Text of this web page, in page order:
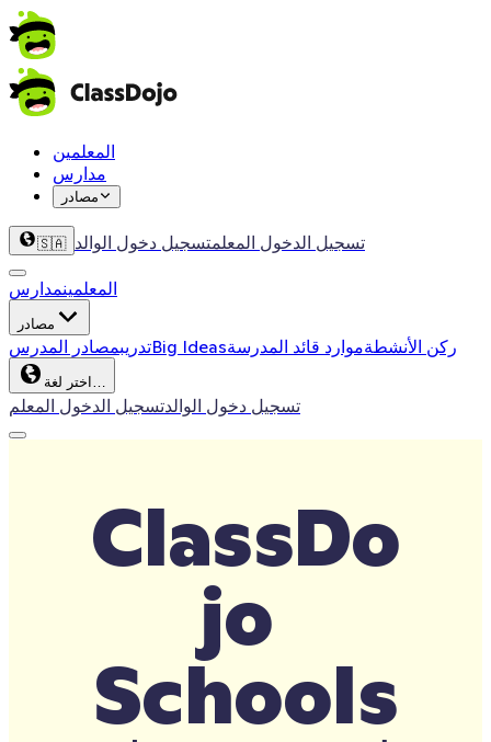
المعلمين
مدارس
مصادر
🇸🇦 تسجيل الدخول المعلمتسجيل دخول الوالد
المعلمينمدارس
مصادر
تدريبمصادر المدرس Big Ideas ركن الأنشطةموارد قائد المدرسة
اختر لغة…
تسجيل الدخول المعلمتسجيل دخول الوالد
ClassDo
jo
Schools